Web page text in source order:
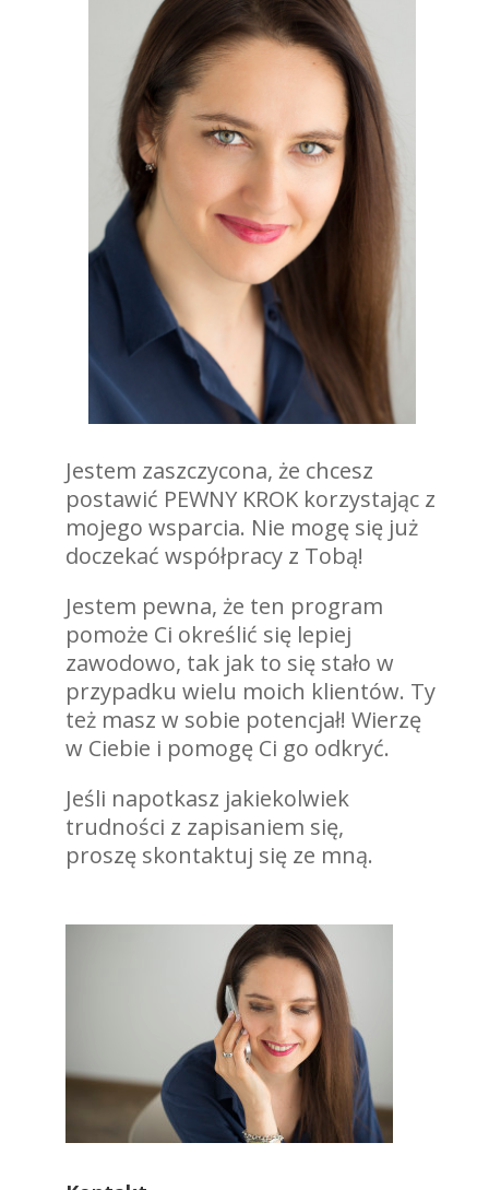
Jestem zaszczycona, że chcesz
postawić PEWNY KROK korzystając z
mojego wsparcia. Nie mogę się już
doczekać współpracy z Tobą!
Jestem pewna, że ten program
pomoże Ci określić się lepiej
zawodowo, tak jak to się stało w
przypadku wielu moich klientów. Ty
też masz w sobie potencjał! Wierzę
w Ciebie i pomogę Ci go odkryć.
Jeśli napotkasz jakiekolwiek
trudności z zapisaniem się,
proszę skontaktuj się ze mną.